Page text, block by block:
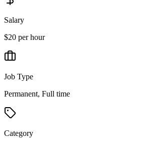
Salary
$20 per hour
Job Type
Permanent, Full time
Category